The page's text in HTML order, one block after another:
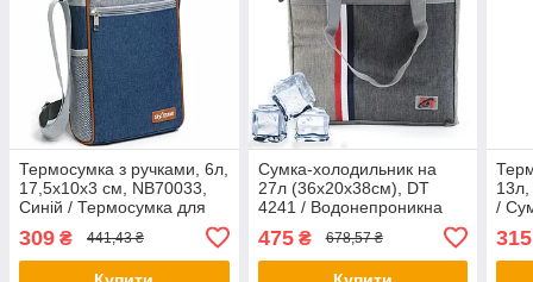
Термосумка з ручками, 6л,
17,5х10х3 см, NB70033,
Синій / Термосумка для
холодильник / Термосумка
для пікніка
309 ₴ 441,43 ₴
Сумка-холодильник на
27л (36х20х38см), DT
4241 / Водонепроникна
термосумка для продуктів
475₴ 678,57 ₴
/
315